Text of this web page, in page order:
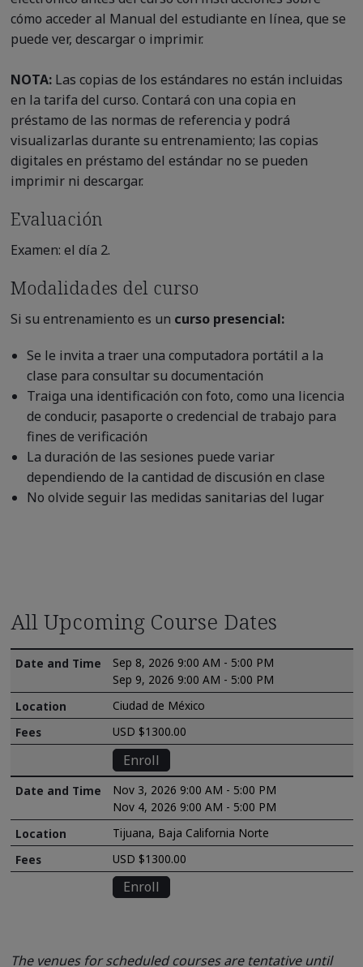
cómo acceder al Manual del estudiante en línea, que se
puede ver, descargar o imprimir.
NOTA:Las copias de los estándares no están incluidas
en la tarifa del curso. Contará con una copia en
préstamo de las normas de referencia y podrá
visualizarlas durante su entrenamiento; las copias
digitales en préstamo del estándar no se pueden
imprimir ni descargar.
Evaluación
Examen: el día 2.
Modalidades del curso
Si su entrenamiento es un curso presencial:
Se le invita a traer una computadora portátil a la
clase para consultar su documentación
Traiga una identificación con foto, como una licencia
de conducir, pasaporte o credencial de trabajo para
fines de verificación
La duración de las sesiones puede variar
dependiendo de la cantidad de discusión en clase
No olvide seguir las medidas sanitarias del lugar
All Upcoming Course Dates
Sep 8, 2026 9:00 AM - 5:00 PM
Sep 9, 2026 9:00 AM - 5:00 PM
Ciudad de México
USD $1300.00
Enroll
Nov 3, 2026 9:00 AM - 5:00 PM
Nov 4, 2026 9:00 AM - 5:00 PM
Tijuana, Baja California Norte
USD $1300.00
Enroll
The venues for scheduled courses are tentative until